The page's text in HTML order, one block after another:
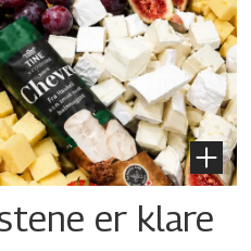
er klare